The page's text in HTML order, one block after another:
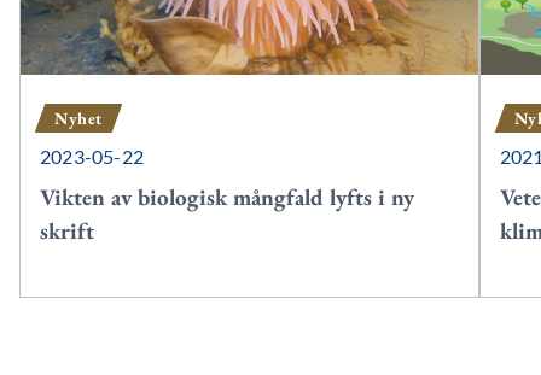
Nyhet
2023-05-22
Vikten av biologisk mångfald lyfts i ny
skrift